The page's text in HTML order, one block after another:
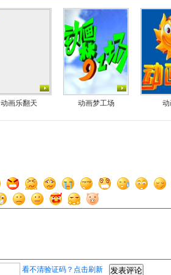
动画乐翻天 动画梦工场 动
看不清验证码？点击刷新